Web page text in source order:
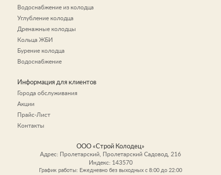
Водоснабжение из колодца
Углубление колодца
Дренажные колодцы
Кольца ЖБИ
Бурение колодца
Водоснабжение
Информация для клиентов
Города обслуживания
Акции
Прайс-Лист
Контакты
ООО «Строй Колодец»
Адрес: Пролетарский,
Пролетарский Садовод, 216
Индекс: 143570
График работы: Ежедневно без выходных c 8:00 до 22:00